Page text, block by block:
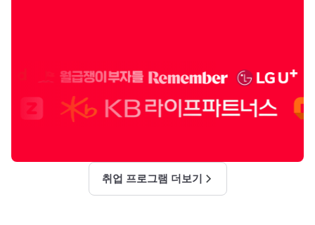
취업 프로그램 더보기